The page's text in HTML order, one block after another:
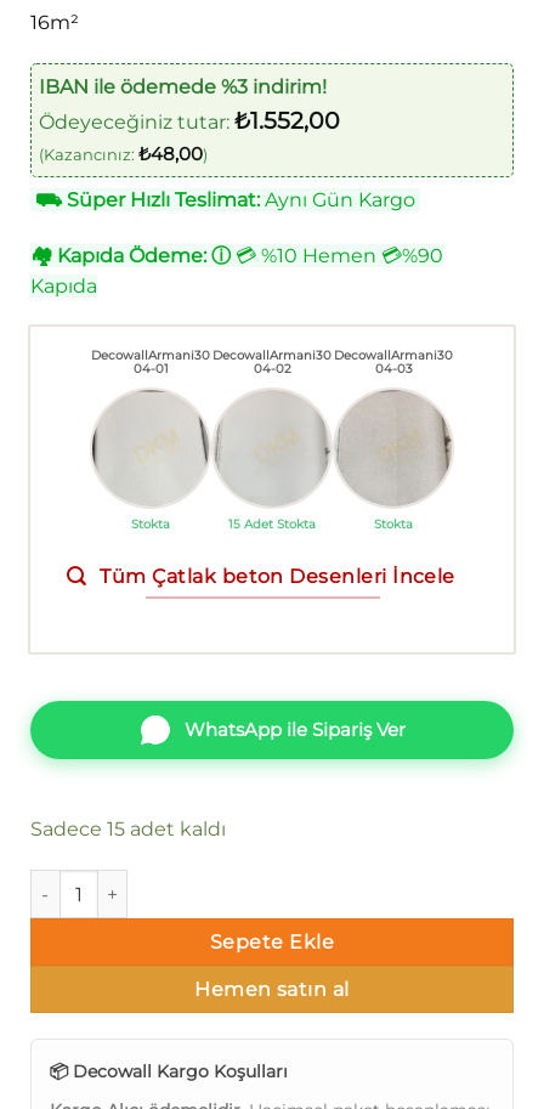
16m²
IBAN ile ödemede %3 indirim!
Ödeyeceğiniz tutar: ₺1.552,00
(Kazancınız: ₺48,00)
⛟Süper Hızlı Teslimat:Aynı Gün Kargo
🏘 Kapıda Ödeme: ⓘ💳 %10 Hemen 💳%90
Kapıda
DecowallArmani30
04-01
Stokta
DecowallArmani30
04-02
15 Adet Stokta
DecowallArmani30
04-03
Stokta
Tüm Çatlak beton Desenleri İncele
WhatsApp ile Sipariş Ver
Sadece 15 adet kaldı
Decowall Armani 3004-02 Duvar Kağıdı Gri Simli adet
Sepete Ekle
Hemen satın al
📦 Decowall Kargo Koşulları